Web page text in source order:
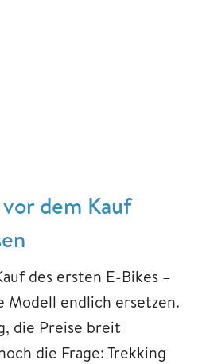
dem Kauf
des ersten E-Bikes –
Modell endlich ersetzen.
die Preise breit
die Frage: Trekking